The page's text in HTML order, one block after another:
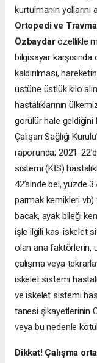
kurtulmanın yollarını
Ortopedi ve
Özbaydarözellikle
bilgisayar
kaldırılması,
üstüne üstlük kilo
hastalıklarının
görülür hale geldiğini
Çalışan Sağlığı
raporunda; 2021-
sistemi (KİS)
42’sinde bel, yüzde
parmak kemikleri vb)
bacak, ayak bileği
işle ilgili kas-iskelet
olan ana faktörlerin,
çalışma veya
iskelet sistemi
ve iskelet sistemi
tanesi şikayetlerinin
veya bu nedenle
Dikkat! Çalışma